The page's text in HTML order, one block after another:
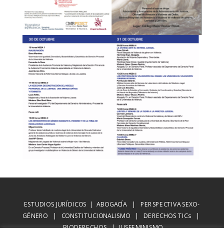
ESTUDIOS JURÍDICOS | ABOGACÍA | PERSPECTIVA SEXO-
GÉNERO | CONSTITUCIONALISMO | DERECHOS TICs |
BIODERECHOS | IUSFEMINISMO